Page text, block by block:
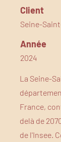
Client
Seine-
Année
2024
La Seine-
France,
delà de
de l'Insee.